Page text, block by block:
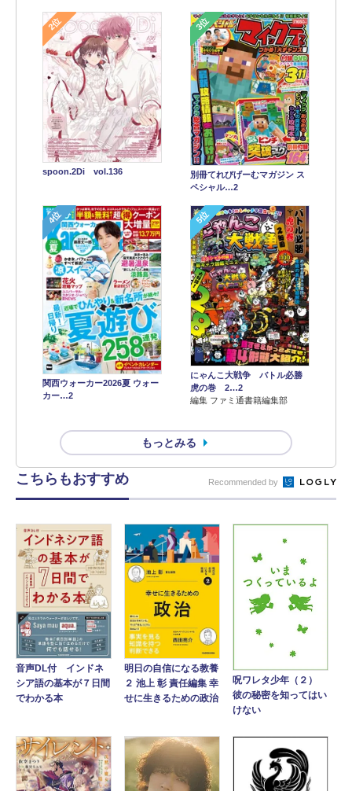
2位
spoon.2Di vol.136
3位
別冊てれびげーむマガジン ス
ペシャル…2
4位
関西ウォーカー2026夏 ウォー
カー…2
5位
にゃんこ大戦争 バトル必勝
虎の巻 2…2
編集 ファミ通書籍編集部
もっとみる
こちらもおすすめ Recommended by
音声DL付 インドネ
シア語の基本が７日間
でわかる本
明日の自信になる教養
２ 池上 彰 責任編集 幸
せに生きるための政治
呪ワレタ少年（２）
彼の秘密を知ってはい
けない